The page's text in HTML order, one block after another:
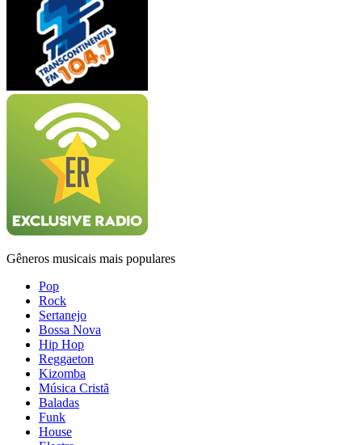
Gêneros musicais mais populares
Pop
Rock
Sertanejo
Bossa Nova
Hip Hop
Reggaeton
Kizomba
Música Cristã
Baladas
Funk
House